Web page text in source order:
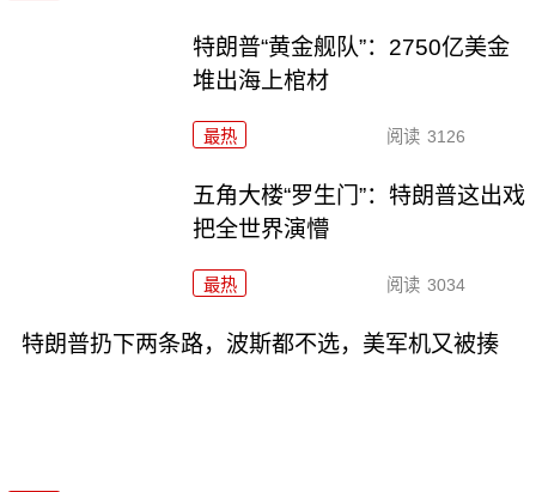
特朗普“黄金舰队”：2750亿美金
堆出海上棺材
最热 阅读 3126
五角大楼“罗生门”：特朗普这出戏
把全世界演懵
最热 阅读 3034
特朗普扔下两条路，波斯都不选，美军机又被揍